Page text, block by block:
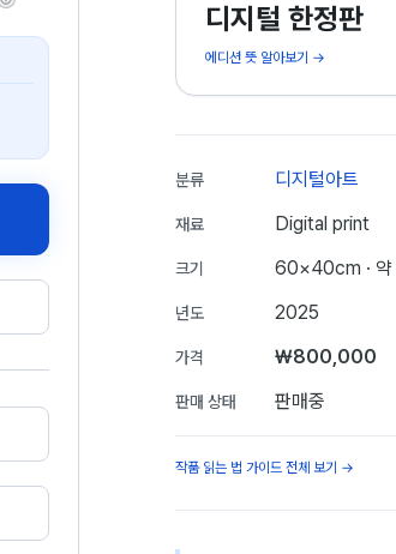
디지털 한정판
에디션 뜻 알아보기 →
분류 디지털아트
재료 Digital print
크기 60×40cm ·
년도 2025
가격 ₩800,000
판매 상태 판매중
작품 읽는 법 가이드 전체 보기 →